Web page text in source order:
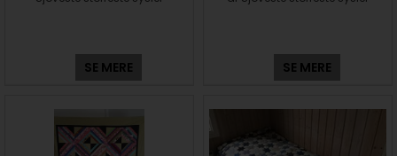
SE MERE SE MERE